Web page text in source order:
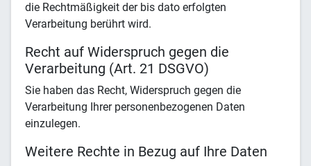
die Rechtmäßigkeit der bis dato erfolgten
Verarbeitung berührt wird.
Recht auf Widerspruch gegen die
Verarbeitung (Art. 21 DSGVO)
Sie haben das Recht, Widerspruch gegen die
Verarbeitung Ihrer personenbezogenen Daten
einzulegen.
Weitere Rechte in Bezug auf Ihre Daten